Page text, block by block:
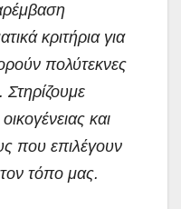
κριτήρια για
πολύτεκνες
Στηρίζουμε
και
που επιλέγουν
τόπο μας.